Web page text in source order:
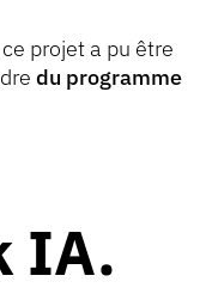
projet a pu être
du programme
IA